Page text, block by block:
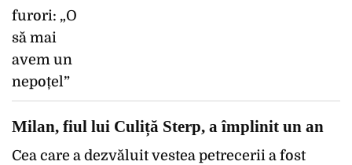
Milan, fiul lui Culiță Sterp, a împlinit un an
Cea care a dezvăluit vestea petrecerii a fost